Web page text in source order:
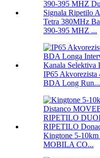
Tetra 380MHz
390-395 MHZ ...
IP65
BDA Long Run...
Kingtone 5-
MOBILA CO...